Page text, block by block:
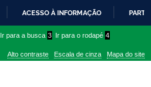
PARA
CONTEÚDO
ACESSO À INFORMAÇÃO
Ir para a busca 3 Ir para o rodapé 4
Alto contraste Escala de cinza Mapa do site